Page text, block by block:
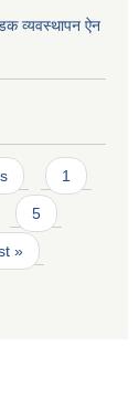
व्यवस्थापन ऐन
1
5
»